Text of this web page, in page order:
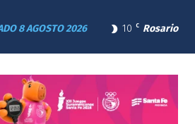
10 C Rosario
8 AGOSTO 2026